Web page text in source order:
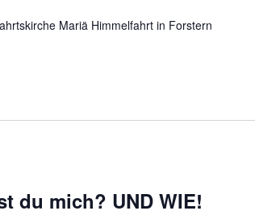
Mariä Himmelfahrt in Forstern
du mich? UND WIE!